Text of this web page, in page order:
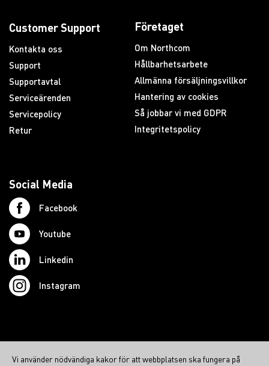
Customer Support
Kontakta oss
Support
Supportavtal
Serviceärenden
Servicepolicy
Retur
Företaget
Om Northcom
Hållbarhetsarbete
Allmänna försäljningsvillkor
Hantering av cookies
Så jobbar vi med GDPR
Integritetspolicy
Social Media
Facebook
Youtube
Linkedin
Instagram
Vi använder nödvändiga kakor för att webbplatsen ska fungera på